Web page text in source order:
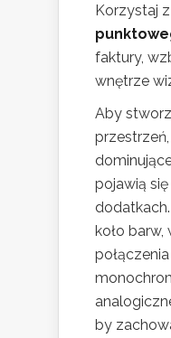
Korzystaj z
faktury,
wnętrze
Aby
pojawią
koło barw,
połączenia
by